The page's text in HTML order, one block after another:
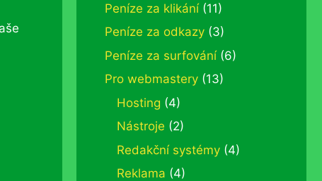
Peníze za klikání(11)
Peníze za odkazy (3)
Peníze za surfování(6)
Pro webmastery (13)
Hosting (4)
Nástroje (2)
Redakční systémy (4)
Reklama (4)